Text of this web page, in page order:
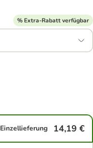
% Extra-Rabatt verfügbar
Einzellieferung 14,19 €